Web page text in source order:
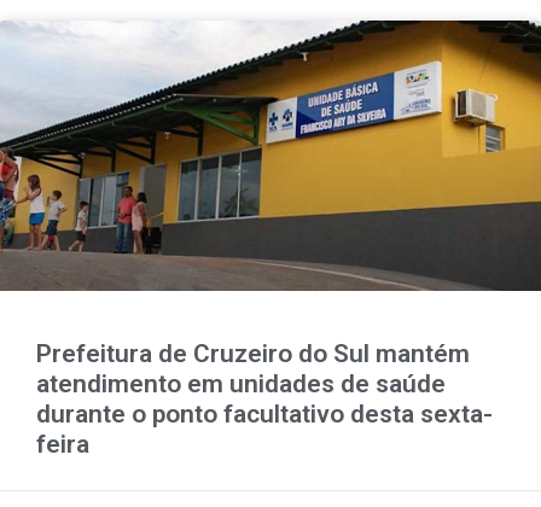
Prefeitura de Cruzeiro do Sul mantém
atendimento em unidades de saúde
durante o ponto facultativo desta sexta-
feira